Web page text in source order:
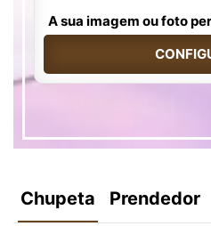
A sua imagem ou foto
Chupeta Prendedor